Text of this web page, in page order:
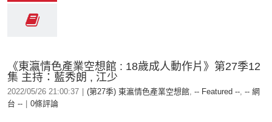
《東瀛情色產業空想館 : 18歲成人動作片》第27季12
集 主持：藍秀朗 , 江少
2022/05/26 21:00:37 (第27季) 東瀛情色產業空想館, -- Featured --, -- 網
台 --
0條評論